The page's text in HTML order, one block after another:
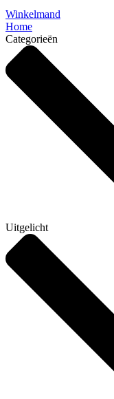
Winkelmand
Home
Categorieën
Uitgelicht